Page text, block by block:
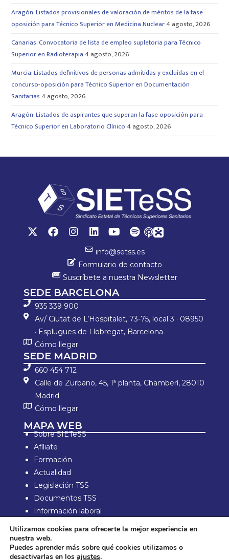
Aragón: Listados provisionales de valoración de méritos de la fase
oposición para Técnico Superior en Medicina Nuclear4 agosto, 2026
Canarias: Convocatoria de lista de empleo supletoria para Técnico
Superior en Radioterapia 4 agosto, 2026
Murcia: Listados definitivos de personas admitidas y excluidas en el
concurso-oposición para Técnico Superior en Documentación
Sanitarias 4 agosto, 2026
Aragón: Listados de aspirantes que superan la fase oposición para
Técnico Superior en Laboratorio Clínico 4 agosto, 2026
info@setss.es
Formulario de contacto
Suscríbete a nuestra Newsletter
SEDE BARCELONA
935 339 900
Av/ Ciutat de L’Hospitalet, 73-75, local 3 · 08950
· Esplugues de Llobregat, Barcelona
Cómo llegar
SEDE MADRID
660 454 712
Calle de Zurbano, 45, 1ª planta, Chamberí, 28010
Madrid
Cómo llegar
MAPA WEB
Sobre SIETeSS
Afíliate
Formación
Actualidad
Legislación TSS
Documentos TSS
Información laboral
Aviso Legal y política de privacidad
Política de compra y devolución
Utilizamos cookies para ofrecerte la mejor experiencia en
nuestra web.
Puedes aprender más sobre qué cookies utilizamos o
desactivarlas en los ajustes.